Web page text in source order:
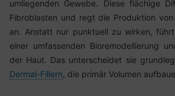
umliegenden Gewebe. Diese flächige
Fibroblasten und regt die Produktion von
an. Anstatt nur punktuell zu wirken,
einer umfassenden Bioremodellierung
der Haut. Das unterscheidet sie
Dermal-Fillern , die primär Volumen